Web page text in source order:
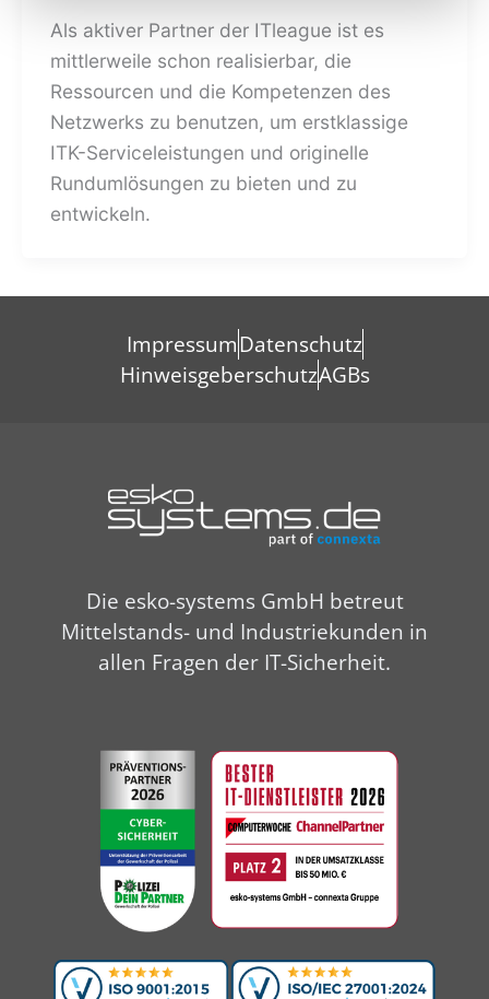
Als aktiver Partner der ITleague ist es
mittlerweile schon realisierbar, die
Ressourcen und die Kompetenzen des
Netzwerks zu benutzen, um erstklassige
ITK-Serviceleistungen und originelle
Rundumlösungen zu bieten und zu
entwickeln.
ImpressumDatenschutz
HinweisgeberschutzAGBs
Die esko-systems GmbH betreut
Mittelstands- und Industriekunden in
allen Fragen der IT-Sicherheit.